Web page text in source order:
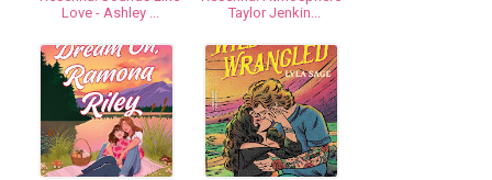
Love - Ashley ...
Taylor Jenkin...